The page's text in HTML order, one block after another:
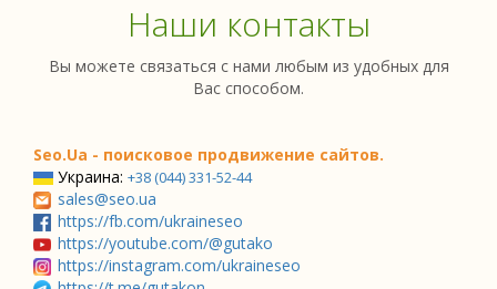
Наши контакты
Вы можете связаться с нами любым из удобных для
Вас способом.
Seo.Ua - поисковое продвижение сайтов.
Украина: +38 (044) 331-52-44
sales@seo.ua
https://fb.com/ukraineseo
https://youtube.com/@gutako
https://instagram.com/ukraineseo